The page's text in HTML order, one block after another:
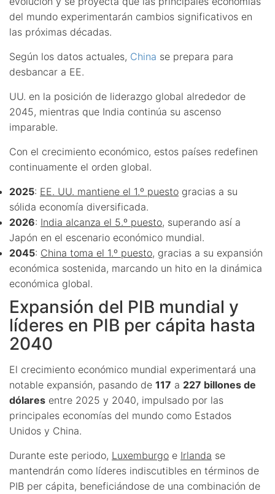
del mundo experimentarán cambios significativos en
las próximas décadas.
Según los datos actuales, China se prepara para
desbancar a EE.
UU. en la posición de liderazgo global alrededor de
2045, mientras que India continúa su ascenso
imparable.
Con el crecimiento económico, estos países redefinen
continuamente el orden global.
2025: EE. UU. mantiene el 1.º puesto gracias a su
sólida economía diversificada.
2026: India alcanza el 5.º puesto, superando así a
Japón en el escenario económico mundial.
2045: China toma el 1.º puesto, gracias a su expansión
económica sostenida, marcando un hito en la dinámica
económica global.
Expansión del PIB mundial y
líderes en PIB per cápita hasta
2040
El crecimiento económico mundial experimentará una
notable expansión, pasando de 117 a 227 billones de
dólares entre 2025 y 2040, impulsado por las
principales economías del mundo como Estados
Unidos y China.
Durante este periodo, Luxemburgo e Irlanda se
mantendrán como líderes indiscutibles en términos de
PIB per cápita, beneficiándose de una combinación de